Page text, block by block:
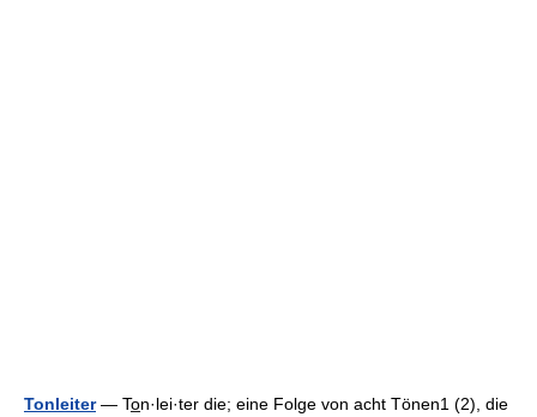
Tonleiter— To̲n·lei·ter die; eine Folge von acht Tönen1 (2), die